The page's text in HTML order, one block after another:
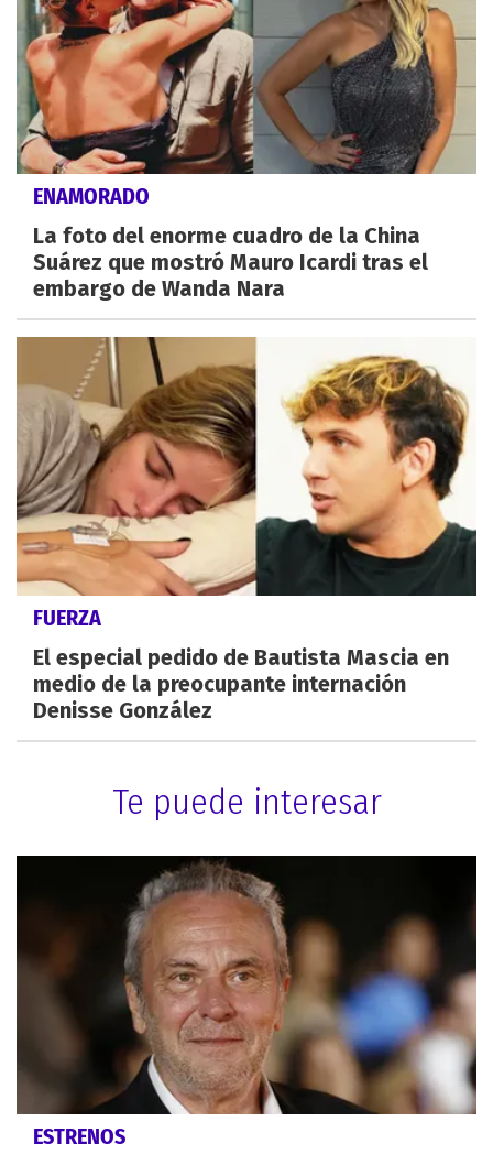
ENAMORADO
La foto del enorme cuadro de la China
Suárez que mostró Mauro Icardi tras el
embargo de Wanda Nara
FUERZA
El especial pedido de Bautista Mascia en
medio de la preocupante internación
Denisse González
Te puede interesar
ESTRENOS